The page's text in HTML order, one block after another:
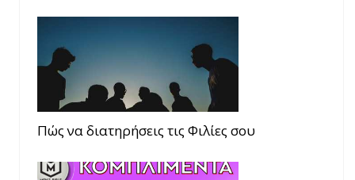
Πώς να διατηρήσεις τις Φιλίες σου